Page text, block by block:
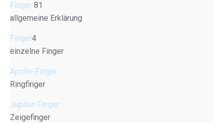
Finger 81
allgemeine Erklärung
Finger4
einzelne Finger
Apollo-Finger
Ringfinger
Jupiter-Finger
Zeigefinger